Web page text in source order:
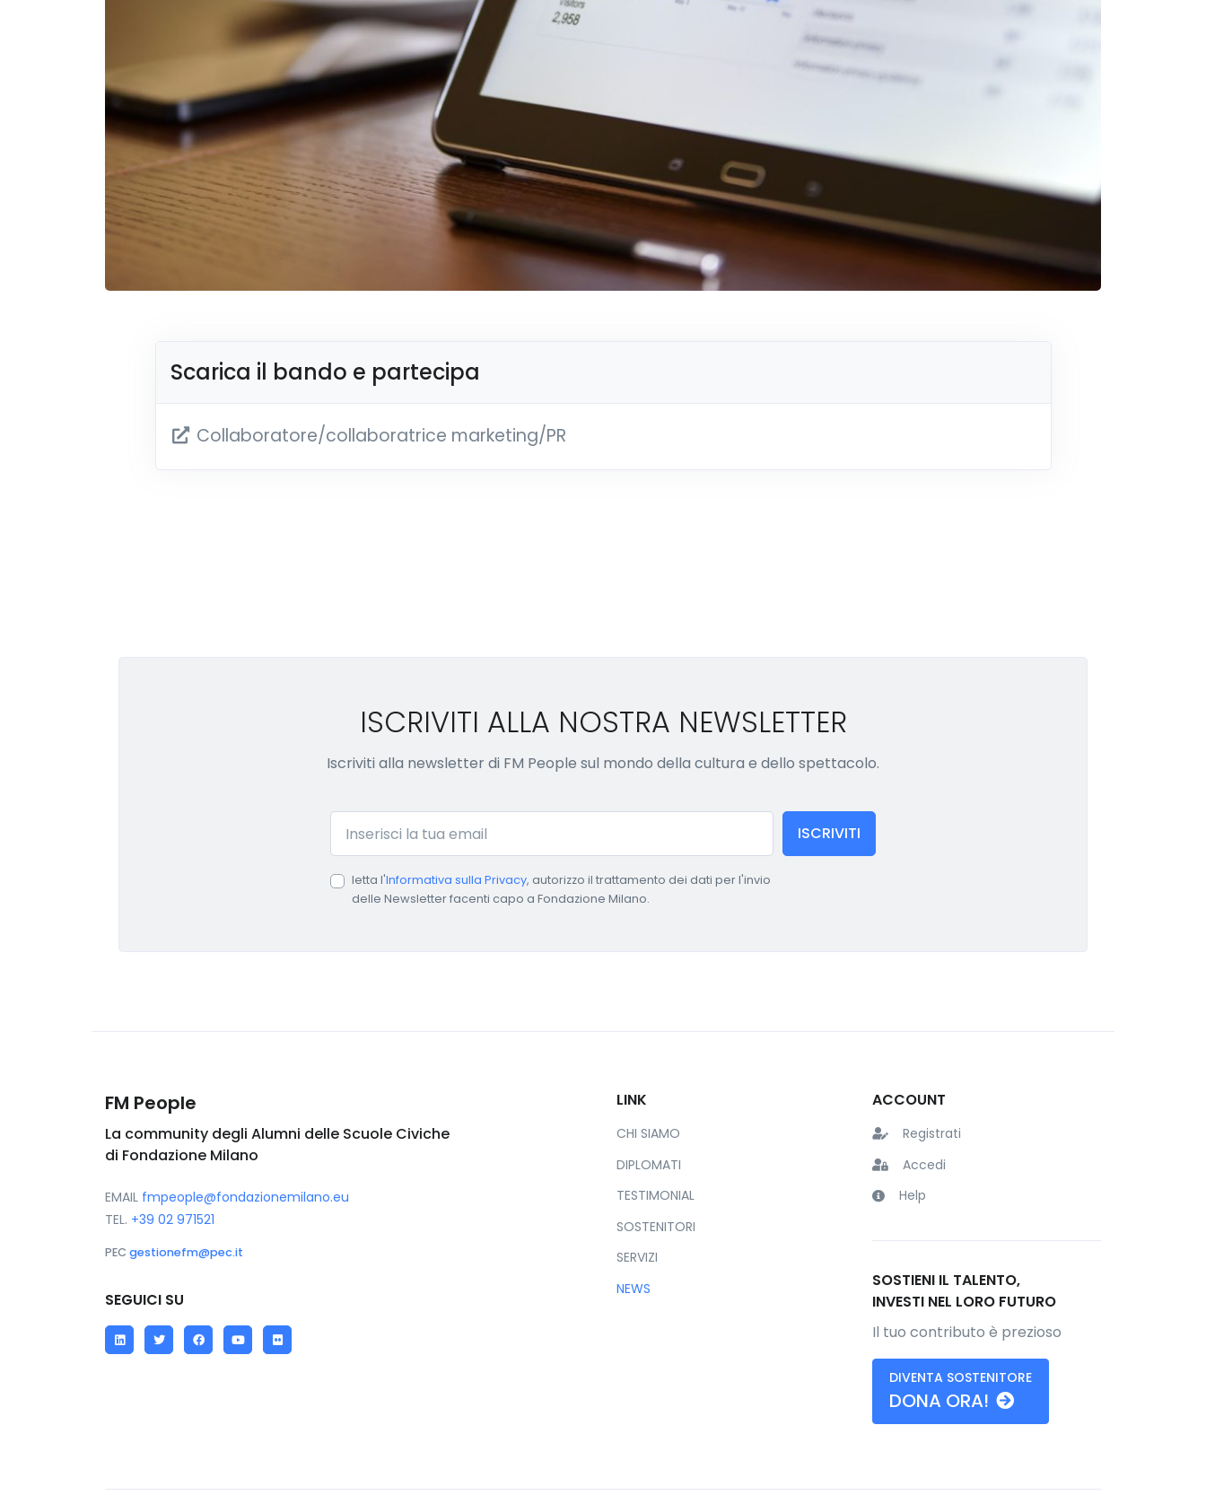
Scarica il bando e partecipa
Collaboratore/collaboratrice marketing/PR
ISCRIVITI ALLA NOSTRA NEWSLETTER
Iscriviti alla newsletter di FM People sul mondo della cultura e dello spettacolo.
Email
ISCRIVITI
letta l'Informativa sulla Privacy, autorizzo il trattamento dei dati per l'invio
delle Newsletter facenti capo a Fondazione Milano.
LINK
CHI SIAMO
DIPLOMATI
TESTIMONIAL
SOSTENITORI
SERVIZI
NEWS
ACCOUNT
Registrati
Accedi
Help
SOSTIENI IL TALENTO,
INVESTI NEL LORO FUTURO
Il tuo contributo è prezioso
DIVENTA SOSTENITORE
DONA ORA!
FM People
La community degli Alumni delle Scuole Civiche
di Fondazione Milano
EMAIL fmpeople@fondazionemilano.eu
TEL. +39 02 971521
PEC gestionefm@pec.it
SEGUICI SU
LinkedInTwitterFacebookYouTube
Flickr